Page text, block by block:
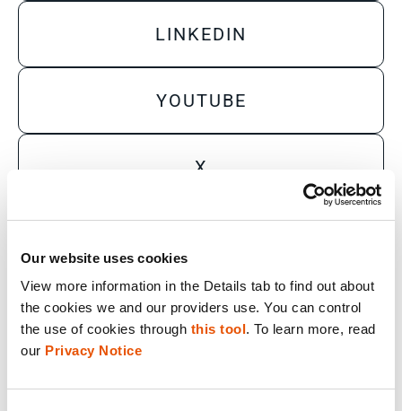
Our website uses cookies
View more information in the Details tab to find out about
the cookies we and our providers use. You can control
the use of cookies through this tool. To learn more, read
our Privacy Notice
LINKEDIN
YOUTUBE
X
Training Sales Inquiry
Sign Up for Emails